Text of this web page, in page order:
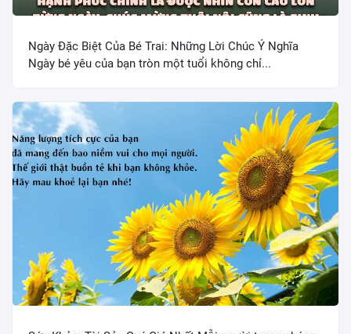
Ngày Đặc Biệt Của Bé Trai: Những Lời Chúc Ý Nghĩa
Ngày bé yêu của bạn tròn một tuổi không chỉ...